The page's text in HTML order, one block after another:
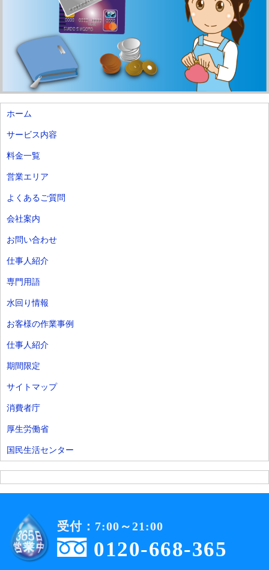
ホーム
サービス内容
料金一覧
営業エリア
よくあるご質問
会社案内
お問い合わせ
仕事人紹介
専門用語
水回り情報
お客様の作業事例
仕事人紹介
期間限定
サイトマップ
消費者庁
厚生労働省
国民生活センター
0120-668-365
受付：7:00～21:00